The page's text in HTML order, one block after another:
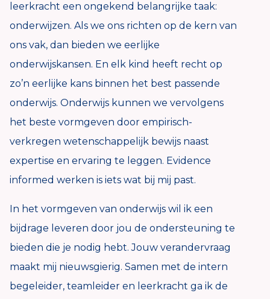
leerkracht een ongekend belangrijke taak:
onderwijzen. Als we ons richten op de kern van
ons vak, dan bieden we eerlijke
onderwijskansen. En elk kind heeft recht op
zo’n eerlijke kans binnen het best passende
onderwijs. Onderwijs kunnen we vervolgens
het beste vormgeven door empirisch-
verkregen wetenschappelijk bewijs naast
expertise en ervaring te leggen. Evidence
informed werken is iets wat bij mij past.
In het vormgeven van onderwijs wil ik een
bijdrage leveren door jou de ondersteuning te
bieden die je nodig hebt. Jouw verandervraag
maakt mij nieuwsgierig. Samen met de intern
begeleider, teamleider en leerkracht ga ik de